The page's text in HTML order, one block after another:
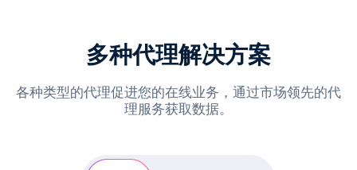
多种代理解决方案
各种类型的代理促进您的在线业务，通过市场领先的代
理服务获取数据。